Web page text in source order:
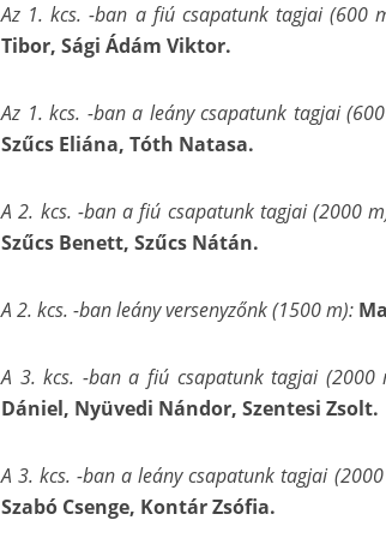
Az 1. kcs. -ban a fiú csapatunk tagjai (600
Tibor, Sági Ádám Viktor.
Az 1. kcs. -ban a leány csapatunk tagjai
Szűcs Eliána, Tóth Natasa.
A 2. kcs. -ban a fiú csapatunk tagjai (2000
Szűcs Benett, Szűcs Nátán.
A 2. kcs. -ban leány versenyzőnk (1500 m):
A 3. kcs. -ban a fiú csapatunk tagjai (2000
Dániel, Nyüvedi Nándor, Szentesi Zsolt.
A 3. kcs. -ban a leány csapatunk tagjai
Szabó Csenge, Kontár Zsófia.